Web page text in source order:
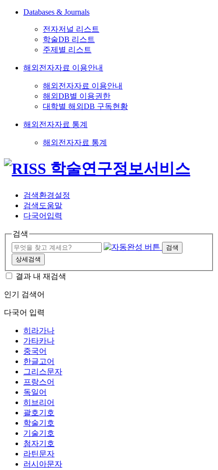
Databases & Journals
전자저널 리스트
학술DB 리스트
주제별 리스트
해외전자자료 이용안내
해외전자자료 이용안내
해외DB별 이용권한
대학별 해외DB 구독현황
해외전자자료 통계
해외전자자료 통계
검색환경설정
검색도움말
다국어입력
검색
검색
상세검색
결과 내 재검색
인기 검색어
다국어 입력
히라가나
가타카나
중국어
한글고어
그리스문자
프랑스어
독일어
히브리어
괄호기호
학술기호
기술기호
첨자기호
라틴문자
러시아문자